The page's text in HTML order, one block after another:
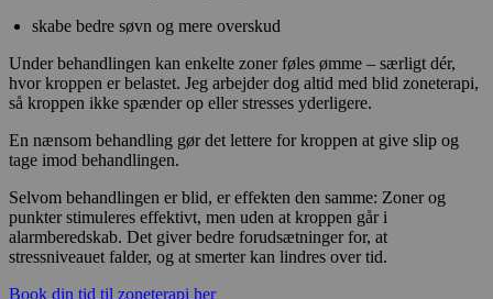
skabe bedre søvn og mere overskud
Under behandlingen kan enkelte zoner føles ømme – særligt dér,
hvor kroppen er belastet. Jeg arbejder dog altid med blid zoneterapi,
så kroppen ikke spænder op eller stresses yderligere.
En nænsom behandling gør det lettere for kroppen at give slip og
tage imod behandlingen.
Selvom behandlingen er blid, er effekten den samme: Zoner og
punkter stimuleres effektivt, men uden at kroppen går i
alarmberedskab. Det giver bedre forudsætninger for, at
stressniveauet falder, og at smerter kan lindres over tid.
Book din tid til zoneterapi her